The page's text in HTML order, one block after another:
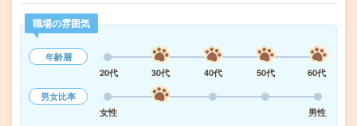
職場の雰囲気
年齢層
20代
30代 40代 50代
60代
男女比率
女性
男性